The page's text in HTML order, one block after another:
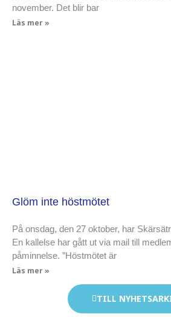
november. Det blir bar
Läs mer »
Glöm inte höstmötet
På onsdag, den 27 oktober, har
En kallelse har gått ut via mail till
påminnelse. ”Höstmötet är
Läs mer »
TILL